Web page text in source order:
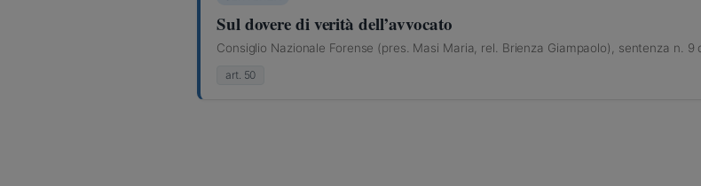
Sul dovere di verità dell’avvocato
Consiglio Nazionale Forense (pres. Masi Maria, rel. Brienza Giampaolo), sentenza n. 9
art. 50